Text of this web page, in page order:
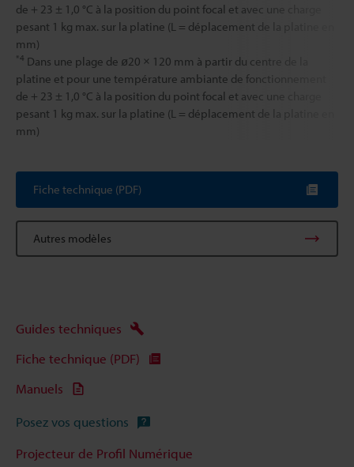
de + 23 ± 1,0 °C à la position du point focal et avec une charge
pesant 1 kg max. sur la platine (L = déplacement de la platine en
mm)
*4 Dans une plage de ø20 × 120 mm à partir du centre de la
platine et pour une température ambiante de fonctionnement
de + 23 ± 1,0 °C à la position du point focal et avec une charge
pesant 1 kg max. sur la platine (L = déplacement de la platine en
mm)
Fiche technique (PDF)
Autres modèles
Guides techniques
Fiche technique (PDF)
Manuels
Posez vos questions
Projecteur de Profil Numérique